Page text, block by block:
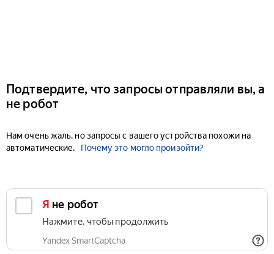
Подтвердите, что запросы отправляли вы, а
не робот
Нам очень жаль, но запросы с вашего устройства похожи на
автоматические.
Почему это могло произойти?
Я не робот
Нажмите, чтобы продолжить
Yandex SmartCaptcha